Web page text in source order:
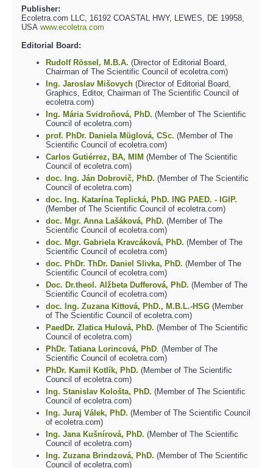
Publisher:
Ecoletra.com LLC, 16192 COASTAL HWY, LEWES, DE 19958,
USA www.ecoletra.com
Editorial Board:
Rudolf Rössel, M.B.A. (Director of Editorial Board,
Chairman of The Scientific Council of ecoletra.com)
Ing. Jaroslav Mišovych (Director of Editorial Board,
Graphics, Editor, Chairman of The Scientific Council of
ecoletra.com)
Ing. Mária Svidroňová, PhD. (Member of The Scientific
Council of ecoletra.com)
prof. PhDr. Daniela Müglová, CSc. (Member of The
Scientific Council of ecoletra.com)
Carlos Gutiérrez, BA, MIM (Member of The Scientific
Council of ecoletra.com)
doc. Ing. Ján Dobrovič, PhD. (Member of The Scientific
Council of ecoletra.com)
doc. Ing. Katarína Teplická, PhD. ING PAED. - IGIP.
(Member of The Scientific Council of ecoletra.com)
doc. Mgr. Anna Lašáková, PhD. (Member of The
Scientific Council of ecoletra.com)
doc. Mgr. Gabriela Kravcáková, PhD. (Member of The
Scientific Council of ecoletra.com)
doc. PhDr. ThDr. Daniel Slivka, PhD. (Member of The
Scientific Council of ecoletra.com)
Doc. Dr.theol. Alžbeta Dufferová, PhD. (Member of The
Scientific Council of ecoletra.com)
doc. Ing. Zuzana Kittová, PhD., M.B.L.-HSG (Member
of The Scientific Council of ecoletra.com)
PaedDr. Zlatica Hulová, PhD. (Member of The Scientific
Council of ecoletra.com)
PhDr. Tatiana Lorincová, PhD . (Member of The
Scientific Council of ecoletra.com)
PhDr. Kamil Kotlík, PhD. (Member of The Scientific
Council of ecoletra.com)
Ing. Stanislav Kološta, PhD. (Member of The Scientific
Council of ecoletra.com)
Ing. Juraj Válek, PhD. (Member of The Scientific Council
of ecoletra.com)
Ing. Jana Kušnírová, PhD. (Member of The Scientific
Council of ecoletra.com)
Ing. Zuzana Brindzová, PhD. (Member of The Scientific
Council of ecoletra.com)